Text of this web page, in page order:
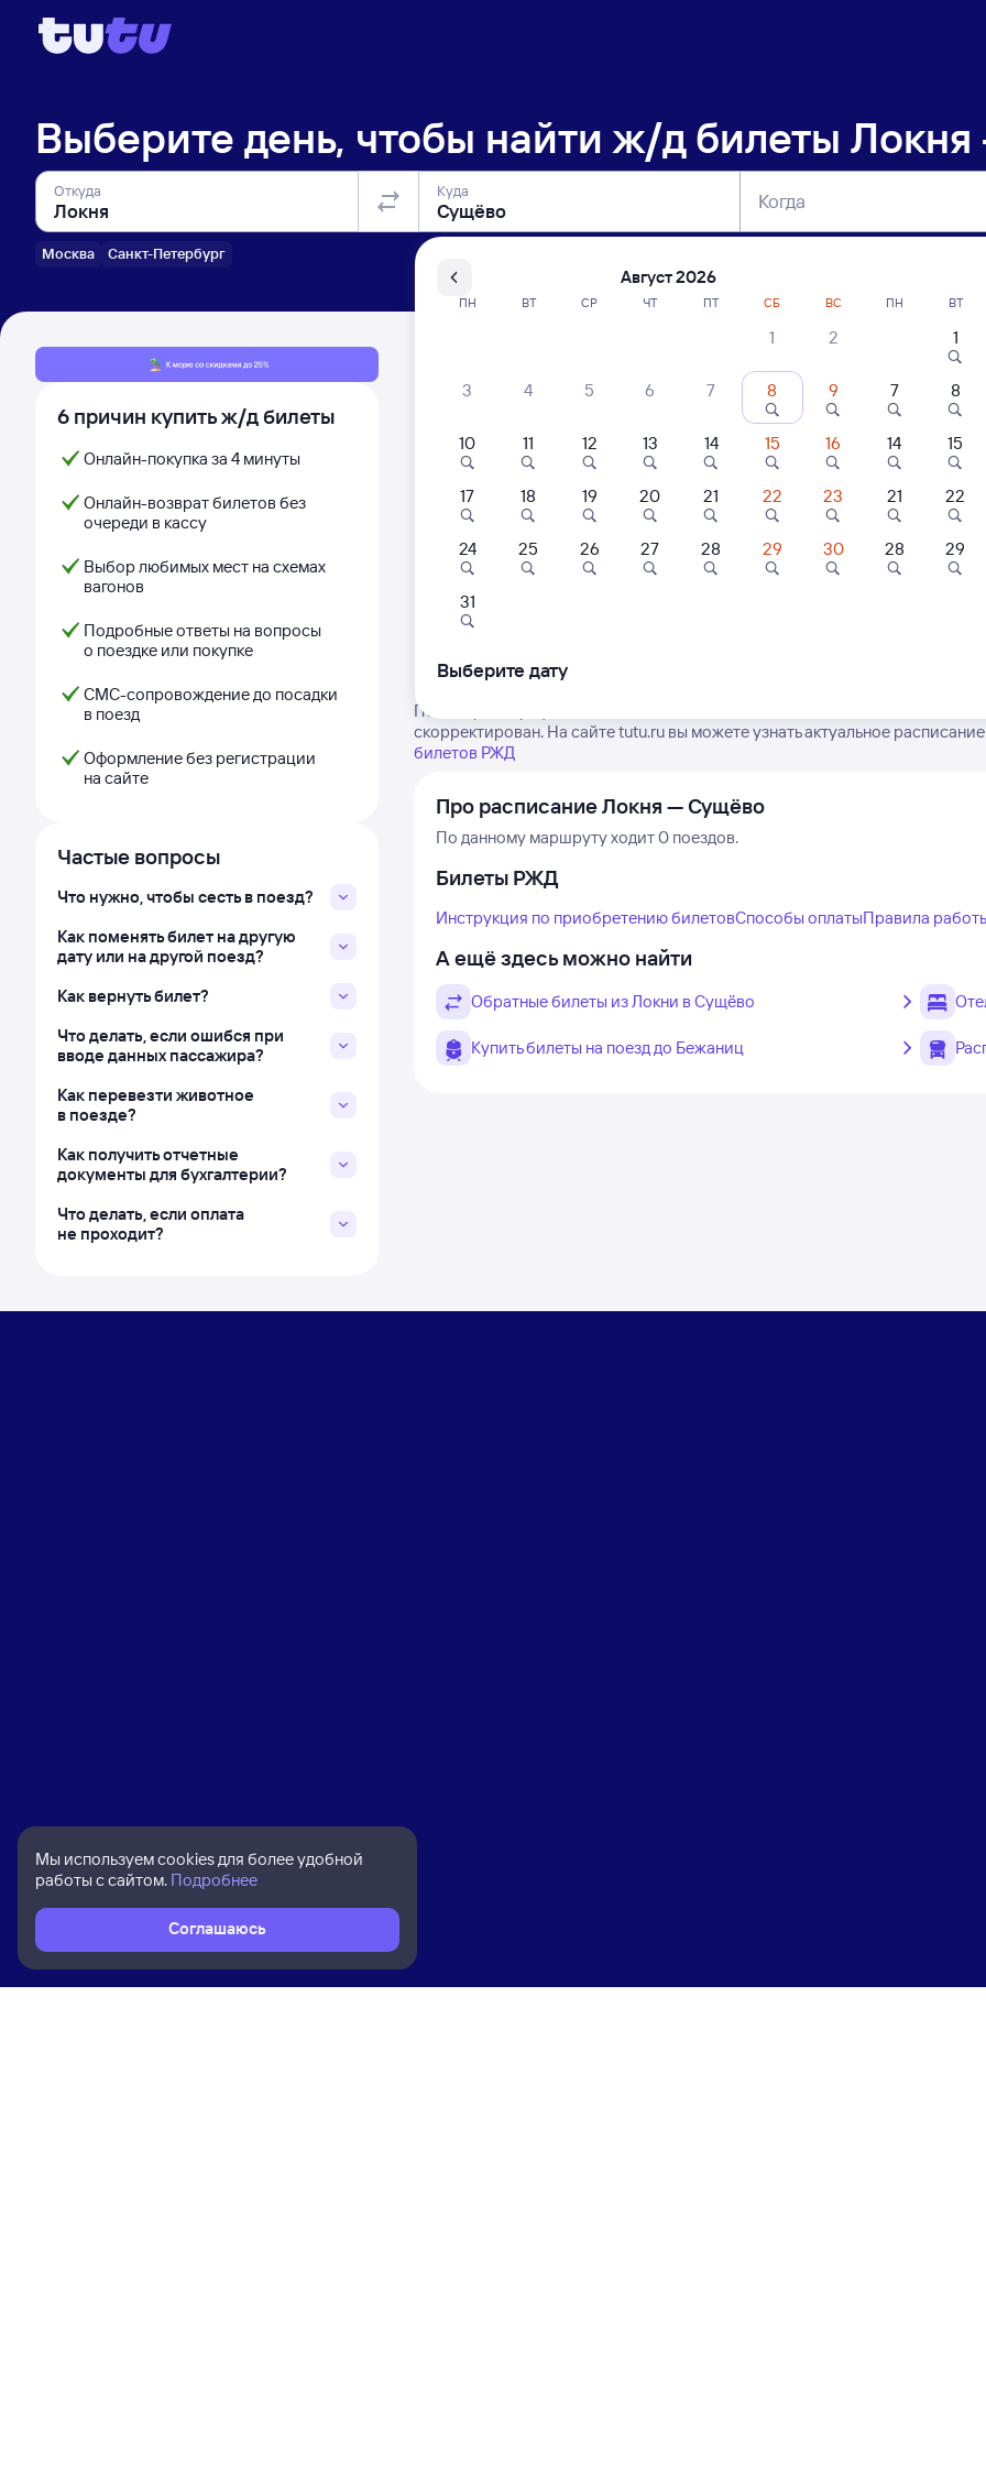
Выберите день, чтобы найти ж/д билеты
Откуда
Москва Санкт-Петербург
Куда Когда
6 причин купить ж/д билеты
Онлайн-покупка за 4 минуты
Онлайн-возврат билетов без
очереди в кассу
Выбор любимых мест на схемах
вагонов
Подробные ответы на вопросы
о поездке или покупке
СМС-сопровождение до посадки
в поезд
Оформление без регистрации
на сайте
Частые вопросы
Что нужно, чтобы сесть в поезд?
Как поменять билет на другую
дату или на другой поезд?
Как вернуть билет?
Что делать, если ошибся при
вводе данных пассажира?
Как перевезти животное
в поезде?
Как получить отчетные
документы для бухгалтерии?
Что делать, если оплата
не проходит?
Расписание поездов Локня — Сущёво
Нет рейсов по этому
Посмотрите график движения поездов дальнего следования РЖД из
скорректирован. На сайте tutu.ru вы можете узнать актуальное
билетов РЖД
Про расписание Локня — Сущёво
По данному маршруту ходит 0 поездов.
Билеты РЖД
Инструкция по приобретению билетовСпособы оплатыПравила
А ещё здесь можно найти
Обратные билеты из Локни в Сущёво
Купить билеты на поезд до Бежаниц
Мы используем cookies для более удобной
работы с сайтом. Подробнее
Соглашаюсь
Август 2026
ПН ВТ СР ЧТ ПТ СБ ВС
1 2
3 4 5 6 7 8 9
10 11 12 13 14 15 16
17 18 19 20 21 22 23
24 25 26 27 28 29 30
31
ПН ВТ
1
7 8
14 15
21 22
28 29
Выберите дату